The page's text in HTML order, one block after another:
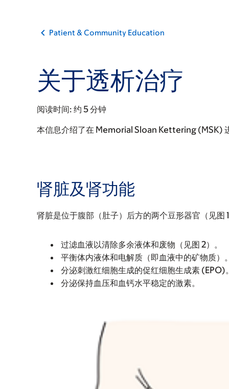
Patient & Community Education
关于透析治疗
阅读时间: 约 5 分钟
本信息介绍了在 Memorial Sloan Kettering (MSK)
肾脏及肾功能
肾脏是位于腹部（肚子）后方的两个豆形器官（见图
过滤血液以清除多余液体和废物（见图 2）。
平衡体内液体和电解质（即血液中的矿物质）
分泌刺激红细胞生成的促红细胞生成素 (EPO)
分泌保持血压和血钙水平稳定的激素。